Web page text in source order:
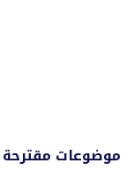
موضوعات مقترحة